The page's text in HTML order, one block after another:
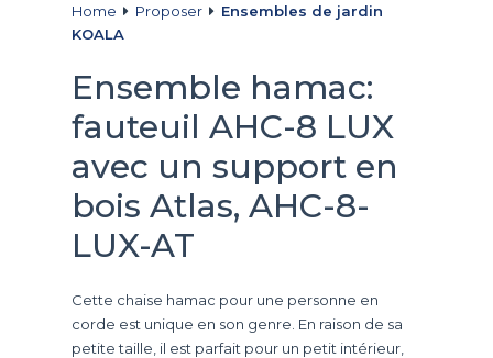
Home Proposer
Ensembles de jardin
KOALA
Ensemble hamac:
fauteuil AHC-8 LUX
avec un support en
bois Atlas, AHC-8-
LUX-AT
Cette chaise hamac pour une personne en
corde est unique en son genre. En raison de sa
petite taille, il est parfait pour un petit intérieur,